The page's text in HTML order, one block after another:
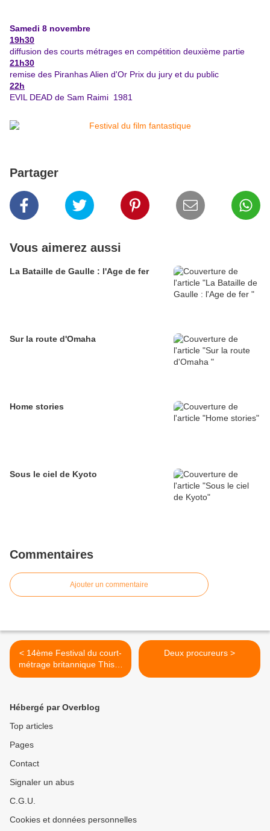
Samedi 8 novembre
19h30
diffusion des courts métrages en compétition deuxième partie
21h30
remise des Piranhas Alien d'Or Prix du jury et du public
22h
EVIL DEAD de Sam Raimi 1981
Partager
Vous aimerez aussi
La Bataille de Gaulle : l'Age de fer
Sur la route d'Omaha
Home stories
Sous le ciel de Kyoto
Commentaires
Ajouter un commentaire
< 14ème Festival du court-
métrage britannique This is
England
Deux procureurs >
Hébergé par Overblog
Top articles
Pages
Contact
Signaler un abus
C.G.U.
Cookies et données personnelles